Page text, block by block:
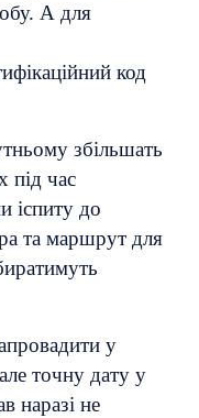
А для
код
збільшать
під час
іспиту до
та маршрут для
у
точну дату у
наразі не